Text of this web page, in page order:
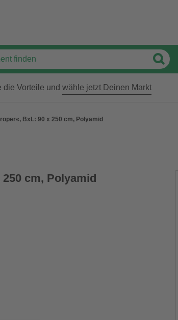
die Vorteile und wähle jetzt Deinen Markt
BxL: 90 x 250 cm, Polyamid
cm, Polyamid